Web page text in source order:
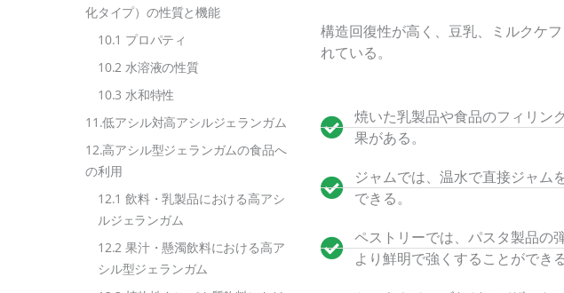
化タイプ）の性質と機能
10.1 プロパティ
10.2 水溶液の性質
10.3 水和特性
11.低アシル対高アシルジェランガム
12.高アシル型ジェランガムの食品へ
の利用
12.1 飲料・乳製品における高アシ
ルジェランガム
12.2 果汁・懸濁飲料における高ア
シル型ジェランガム
構造回復性が高く、豆乳、ミルクケ
れている。
焼いた乳製品や食品のフィリン
果がある。
ジャムでは、温水で直接ジャム
できる。
ペストリーでは、パスタ製品の
より鮮明で強くすることができる